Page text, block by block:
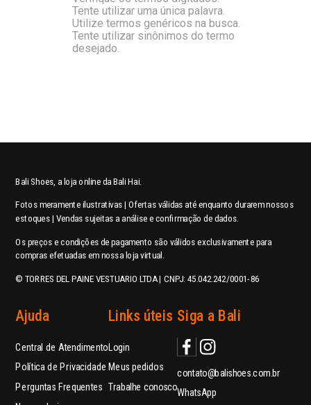
Tente utilizar uma única palavra.
Utilize termos genéricos na busca.
Tente utilizar sinônimos do termo
desejado.
Bali Shoes, a loja online da Bali Hai.
Fotos meramente ilustrativas | Ofertas válidas até enquanto durarem nossos
estoques | Vendas sujeitas a análise e confirmação de dados.
Os preços e condições de pagamento são válidos exclusivamente para
compras efetuadas em nossa loja virtual.
© TORRES DEL PAINE VESTUARIO LTDA | CNPJ: 45.042.242/0001-86
Ajuda
Central de Atendimento
Política de Privacidade
Perguntas Frequentes
Links úteis
Login
Meus pedidos
Trabalhe conosco
Siga a Bali
contato@balishoes.com.br
WhatsApp